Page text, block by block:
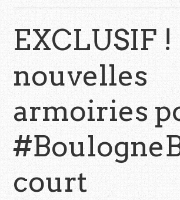
EXCLUSIF !
nouvelles
armoiries
court